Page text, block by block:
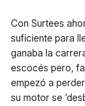
Con Surtees
suficiente para
ganaba la
escocés pero,
empezó a
su motor se